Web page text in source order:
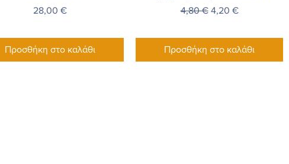
Τιμή
28,00 €
Προσθήκη στο καλάθι
Κανονική τιμή
4,80 € Τιμή Έκπτωσης
4,20 €
Προσθήκη στο καλάθι